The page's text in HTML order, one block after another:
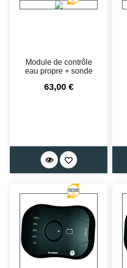
Module de contrôle
eau propre + sonde
Prix
63,00 €